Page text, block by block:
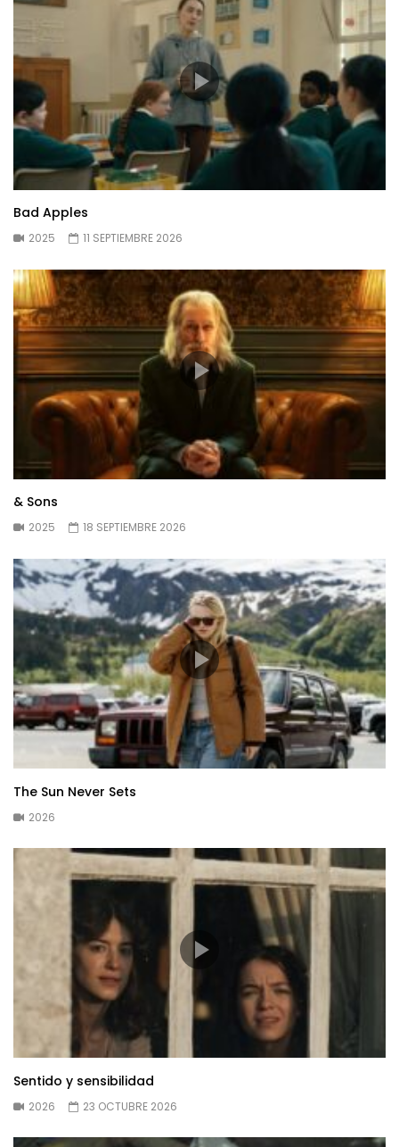
Bad Apples
2025 11 SEPTIEMBRE 2026
& Sons
2025 18 SEPTIEMBRE 2026
The Sun Never Sets
2026
Sentido y sensibilidad
2026 23 OCTUBRE 2026